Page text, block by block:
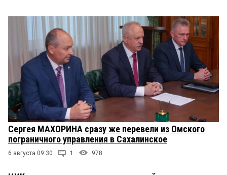
Сергея МАХОРИНА сразу же перевели из Омского
пограничного управления в Сахалинское
6 августа 09:30 1 978